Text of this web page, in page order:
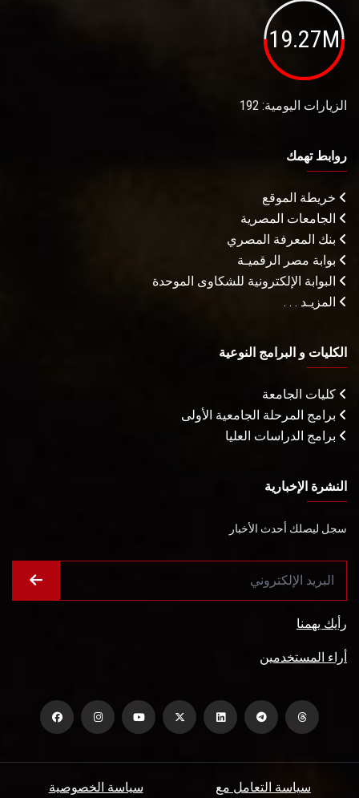
19.27M
الزيارات اليومية: 192
روابط تهمك
خريطة الموقع
الجامعات المصرية
بنك المعرفة المصري
بوابة مصر الرقميـة
البوابة الإلكترونية للشكاوى الموحدة
المزيـد . . .
الكليات و البرامج النوعية
كليات الجامعة
برامج المرحلة الجامعية الأولى
برامج الدراسات العليا
النشرة الإخبارية
سجل ليصلك أحدث الأخبار
رأيك يهمنا
أراء المستخدمين
سياسة الخصوصية سياسة التعامل مع